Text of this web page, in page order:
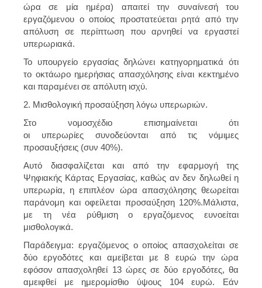
ώρα σε μία ημέρα) απαιτεί την συναίνεσή του
εργαζόμενου ο οποίος προστατεύεται ρητά από την
απόλυση σε περίπτωση που αρνηθεί να εργαστεί
υπερωριακά.
Το υπουργείο εργασίας δηλώνει κατηγορηματικά ότι
το οκτάωρο ημερήσιας απασχόλησης είναι κεκτημένο
και παραμένει σε απόλυτη ισχύ.
2. Μισθολογική προσαύξηση λόγω υπερωριών.
Στο νομοσχέδιο επισημαίνεται ότι
οι υπερωρίες συνοδεύονται από τις νόμιμες
προσαυξήσεις (συν 40%).
Αυτό διασφαλίζεται και από την εφαρμογή της
Ψηφιακής Κάρτας Εργασίας, καθώς αν δεν δηλωθεί η
υπερωρία, η επιπλέον ώρα απασχόλησης θεωρείται
παράνομη και οφείλεται προσαύξηση 120%.Μάλιστα,
με τη νέα ρύθμιση ο εργαζόμενος ευνοείται
μισθολογικά.
Παράδειγμα: εργαζόμενος ο οποίος απασχολείται σε
δύο εργοδότες και αμείβεται με 8 ευρώ την ώρα
εφόσον απασχοληθεί 13 ώρες σε δύο εργοδότες, θα
αμειφθεί με ημερομίσθιο ύψους 104 ευρώ. Εάν